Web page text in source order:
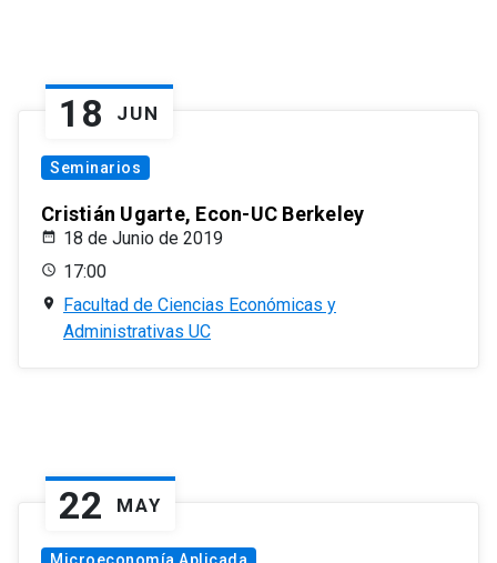
18 JUN
Seminarios
Cristián Ugarte, Econ-UC Berkeley
18 de Junio de 2019
17:00
Facultad de Ciencias Económicas y
Administrativas UC
22 MAY